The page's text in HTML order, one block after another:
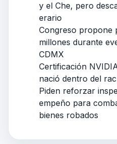
y el Che, pero
erario
Congreso propone
millones durante
CDMX
Certificación
nació dentro del
Piden reforzar
empeño para
bienes robados